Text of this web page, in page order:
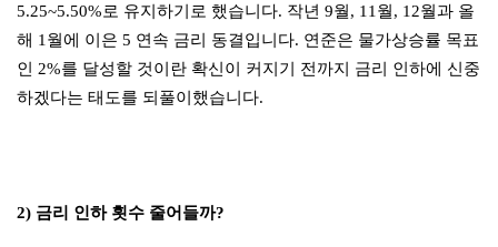
5.25~5.50%로 유지하기로 했습니다. 작년 9월, 11월, 12월과 올
해 1월에 이은 5 연속 금리 동결입니다. 연준은 물가상승률 목표
인 2%를 달성할 것이란 확신이 커지기 전까지 금리 인하에 신중
하겠다는 태도를 되풀이했습니다.
2) 금리 인하 횟수 줄어들까?